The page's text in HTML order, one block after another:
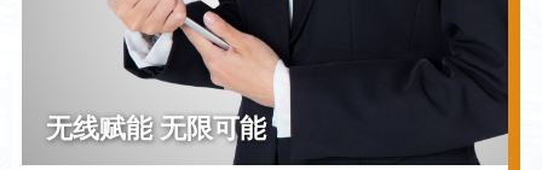
无线赋能 无限可能